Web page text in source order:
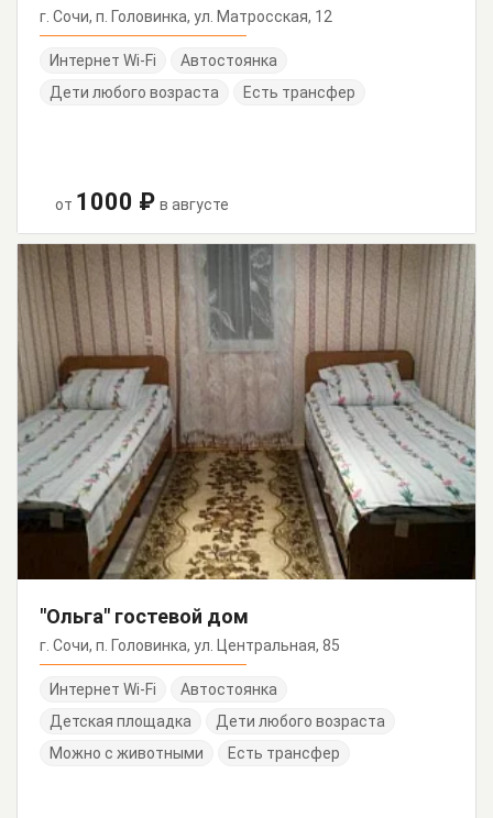
г. Сочи, п. Головинка, ул. Матросская, 12
Интернет Wi-Fi
Автостоянка
Дети любого возраста
Есть трансфер
от 1000 ₽ в августе
"Ольга" гостевой дом
г. Сочи, п. Головинка, ул. Центральная, 85
Интернет Wi-Fi
Автостоянка
Детская площадка
Дети любого возраста
Можно с животными
Есть трансфер